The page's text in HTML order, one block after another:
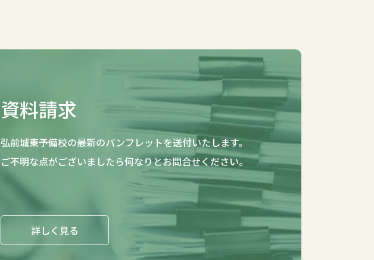
資料請求
弘前城東予備校の最新のパンフレットを送付いたします。
ご不明な点がございましたら何なりとお問合せください。
詳しく見る